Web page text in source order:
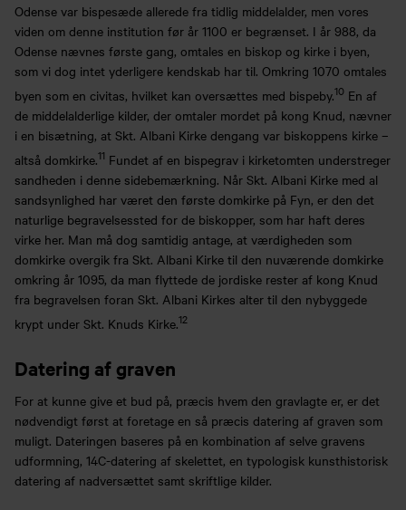
Odense var bispesæde allerede fra tidlig middelalder, men vores
viden om denne institution før år 1100 er begrænset. I år 988, da
Odense nævnes første gang, omtales en biskop og kirke i byen,
som vi dog intet yderligere kendskab har til. Omkring 1070 omtales
byen som en civitas, hvilket kan oversættes med bispeby.10 En af
de middelalderlige kilder, der omtaler mordet på kong Knud, nævner
i en bisætning, at Skt. Albani Kirke dengang var biskoppens kirke –
altså domkirke.11 Fundet af en bispegrav i kirketomten understreger
sandheden i denne sidebemærkning. Når Skt. Albani Kirke med al
sandsynlighed har været den første domkirke på Fyn, er den det
naturlige begravelsessted for de biskopper, som har haft deres
virke her. Man må dog samtidig antage, at værdigheden som
domkirke overgik fra Skt. Albani Kirke til den nuværende domkirke
omkring år 1095, da man flyttede de jordiske rester af kong Knud
fra begravelsen foran Skt. Albani Kirkes alter til den nybyggede
krypt under Skt. Knuds Kirke.12
Datering af graven
For at kunne give et bud på, præcis hvem den gravlagte er, er det
nødvendigt først at foretage en så præcis datering af graven som
muligt. Dateringen baseres på en kombination af selve gravens
udformning, 14C-datering af skelettet, en typologisk kunsthistorisk
datering af nadversættet samt skriftlige kilder.